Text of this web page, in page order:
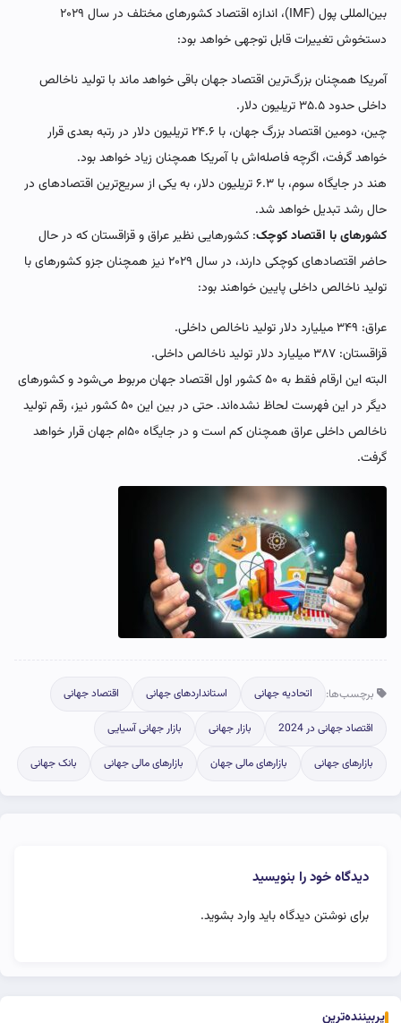
بین‌المللی پول (IMF)، اندازه اقتصاد کشورهای مختلف در سال ۲۰۲۹
دستخوش تغییرات قابل توجهی خواهد بود:
آمریکا همچنان بزرگ‌ترین اقتصاد جهان باقی خواهد ماند با تولید ناخالص
داخلی حدود ۳۵.۵ تریلیون دلار.
چین، دومین اقتصاد بزرگ جهان، با ۲۴.۶ تریلیون دلار در رتبه بعدی قرار
خواهد گرفت، اگرچه فاصله‌اش با آمریکا همچنان زیاد خواهد بود.
هند در جایگاه سوم، با ۶.۳ تریلیون دلار، به یکی از سریع‌ترین اقتصادهای در
حال رشد تبدیل خواهد شد.
کشورهای با اقتصاد کوچک: کشورهایی نظیر عراق و قزاقستان که در حال
حاضر اقتصادهای کوچکی دارند، در سال ۲۰۲۹ نیز همچنان جزو کشورهای با
تولید ناخالص داخلی پایین خواهند بود:
عراق: ۳۴۹ میلیارد دلار تولید ناخالص داخلی.
قزاقستان: ۳۸۷ میلیارد دلار تولید ناخالص داخلی.
البته این ارقام فقط به ۵۰ کشور اول اقتصاد جهان مربوط می‌شود و کشورهای
دیگر در این فهرست لحاظ نشده‌اند. حتی در بین این ۵۰ کشور نیز، رقم تولید
ناخالص داخلی عراق همچنان کم است و در جایگاه ۵۰ام جهان قرار خواهد
گرفت.
برچسب‌ها: اتحادیه جهانی استانداردهای جهانی اقتصاد جهانی
اقتصاد جهانی در 2024 بازار جهانی بازار جهانی آسیایی
بازارهای جهانی بازارهای مالی جهان بازارهای مالی جهانی بانک جهانی
دیدگاه خود را بنویسید
برای نوشتن دیدگاه بایدوارد بشوید.
پربیننده‌ترین